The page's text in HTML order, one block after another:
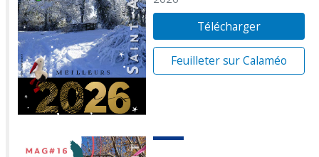
Télécharger
Feuilleter sur Calaméo